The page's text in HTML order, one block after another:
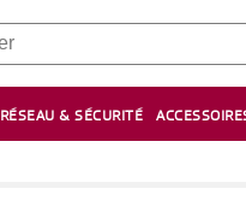
RÉSEAU & SÉCURITÉ